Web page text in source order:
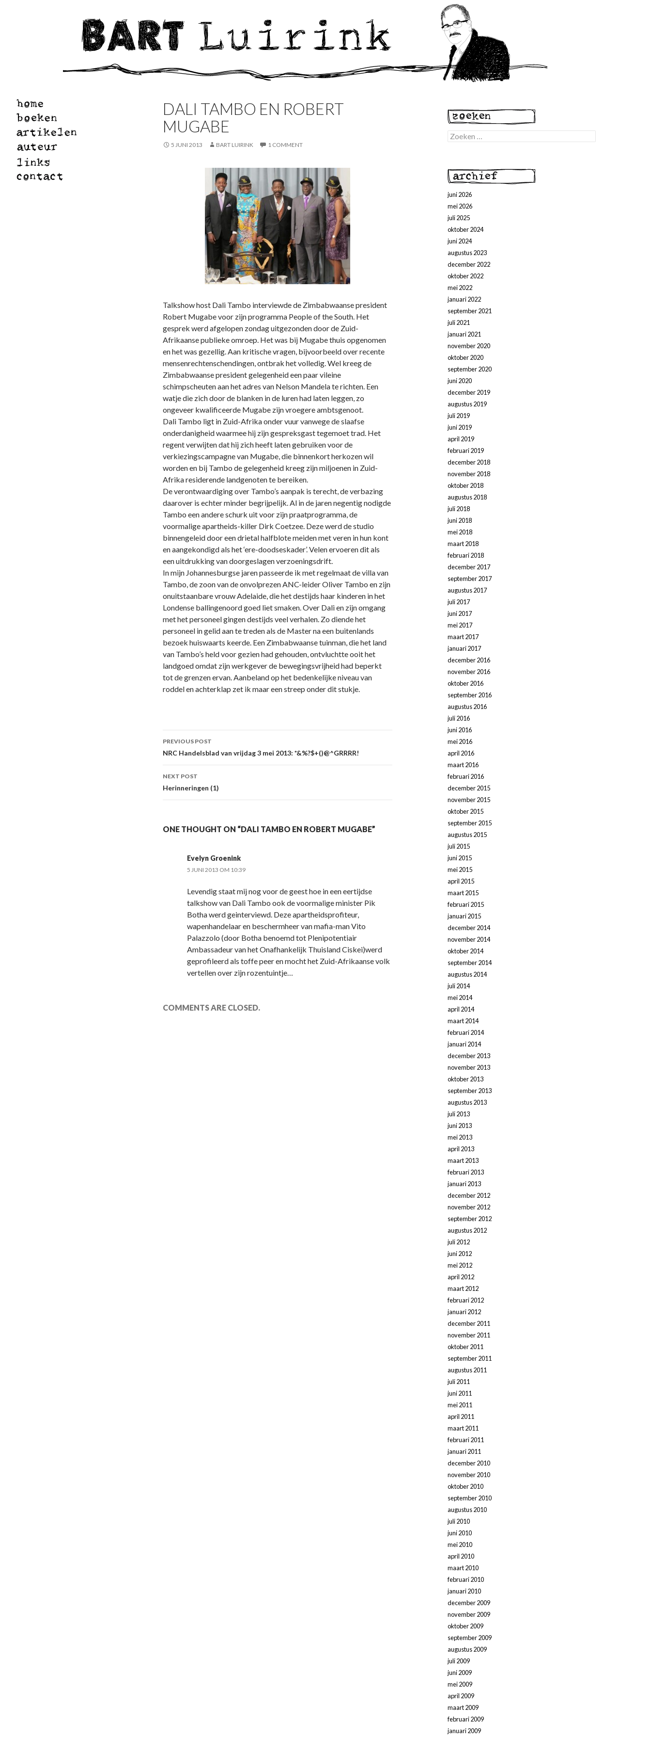
DALI TAMBO EN ROBERT
MUGABE
5 JUNI 2013 BART LUIRINK 1 COMMENT
Talkshow host Dali Tambo interviewde de Zimbabwaanse president
Robert Mugabe voor zijn programma People of the South. Het
gesprek werd afgelopen zondag uitgezonden door de Zuid-
Afrikaanse publieke omroep. Het was bij Mugabe thuis opgenomen
en het was gezellig. Aan kritische vragen, bijvoorbeeld over recente
mensenrechtenschendingen, ontbrak het volledig. Wel kreeg de
Zimbabwaanse president gelegenheid een paar vileine
schimpscheuten aan het adres van Nelson Mandela te richten. Een
watje die zich door de blanken in de luren had laten leggen, zo
ongeveer kwalificeerde Mugabe zijn vroegere ambtsgenoot.
Dali Tambo ligt in Zuid-Afrika onder vuur vanwege de slaafse
onderdanigheid waarmee hij zijn gespreksgast tegemoet trad. Het
regent verwijten dat hij zich heeft laten gebruiken voor de
verkiezingscampagne van Mugabe, die binnenkort herkozen wil
worden en bij Tambo de gelegenheid kreeg zijn miljoenen in Zuid-
Afrika residerende landgenoten te bereiken.
De verontwaardiging over Tambo’s aanpak is terecht, de verbazing
daarover is echter minder begrijpelijk. Al in de jaren negentig nodigde
Tambo een andere schurk uit voor zijn praatprogramma, de
voormalige apartheids-killer Dirk Coetzee. Deze werd de studio
binnengeleid door een drietal halfblote meiden met veren in hun kont
en aangekondigd als het ‘ere-doodseskader’. Velen ervoeren dit als
een uitdrukking van doorgeslagen verzoeningsdrift.
In mijn Johannesburgse jaren passeerde ik met regelmaat de villa van
Tambo, de zoon van de onvolprezen ANC-leider Oliver Tambo en zijn
onuitstaanbare vrouw Adelaide, die het destijds haar kinderen in het
Londense ballingenoord goed liet smaken. Over Dali en zijn omgang
met het personeel gingen destijds veel verhalen. Zo diende het
personeel in gelid aan te treden als de Master na een buitenlands
bezoek huiswaarts keerde. Een Zimbabwaanse tuinman, die het land
van Tambo’s held voor gezien had gehouden, ontvluchtte ooit het
landgoed omdat zijn werkgever de bewegingsvrijheid had beperkt
tot de grenzen ervan. Aanbeland op het bedenkelijke niveau van
roddel en achterklap zet ik maar een streep onder dit stukje.
Post
navigation
PREVIOUS POST
NRC Handelsblad van vrijdag 3 mei 2013: *&%?$+()@^GRRRR!
NEXT POST
Herinneringen (1)
ONE THOUGHT ON “DALI TAMBO EN ROBERT MUGABE”
Evelyn Groenink
5 JUNI 2013 OM 10:39
Levendig staat mij nog voor de geest hoe in een eertijdse
talkshow van Dali Tambo ook de voormalige minister Pik
Botha werd geinterviewd. Deze apartheidsprofiteur,
wapenhandelaar en beschermheer van mafia-man Vito
Palazzolo (door Botha benoemd tot Plenipotentiair
Ambassadeur van het Onafhankelijk Thuisland Ciskei)werd
geprofileerd als toffe peer en mocht het Zuid-Afrikaanse volk
vertellen over zijn rozentuintje…
COMMENTS ARE CLOSED.
Zoeken
naar:
juni 2026
mei 2026
juli 2025
oktober 2024
juni 2024
augustus 2023
december 2022
oktober 2022
mei 2022
januari 2022
september 2021
juli 2021
januari 2021
november 2020
oktober 2020
september 2020
juni 2020
december 2019
augustus 2019
juli 2019
juni 2019
april 2019
februari 2019
december 2018
november 2018
oktober 2018
augustus 2018
juli 2018
juni 2018
mei 2018
maart 2018
februari 2018
december 2017
september 2017
augustus 2017
juli 2017
juni 2017
mei 2017
maart 2017
januari 2017
december 2016
november 2016
oktober 2016
september 2016
augustus 2016
juli 2016
juni 2016
mei 2016
april 2016
maart 2016
februari 2016
december 2015
november 2015
oktober 2015
september 2015
augustus 2015
juli 2015
juni 2015
mei 2015
april 2015
maart 2015
februari 2015
januari 2015
december 2014
november 2014
oktober 2014
september 2014
augustus 2014
juli 2014
mei 2014
april 2014
maart 2014
februari 2014
januari 2014
december 2013
november 2013
oktober 2013
september 2013
augustus 2013
juli 2013
juni 2013
mei 2013
april 2013
maart 2013
februari 2013
januari 2013
december 2012
november 2012
september 2012
augustus 2012
juli 2012
juni 2012
mei 2012
april 2012
maart 2012
februari 2012
januari 2012
december 2011
november 2011
oktober 2011
september 2011
augustus 2011
juli 2011
juni 2011
mei 2011
april 2011
maart 2011
februari 2011
januari 2011
december 2010
november 2010
oktober 2010
september 2010
augustus 2010
juli 2010
juni 2010
mei 2010
april 2010
maart 2010
februari 2010
januari 2010
december 2009
november 2009
oktober 2009
september 2009
augustus 2009
juli 2009
juni 2009
mei 2009
april 2009
maart 2009
februari 2009
januari 2009